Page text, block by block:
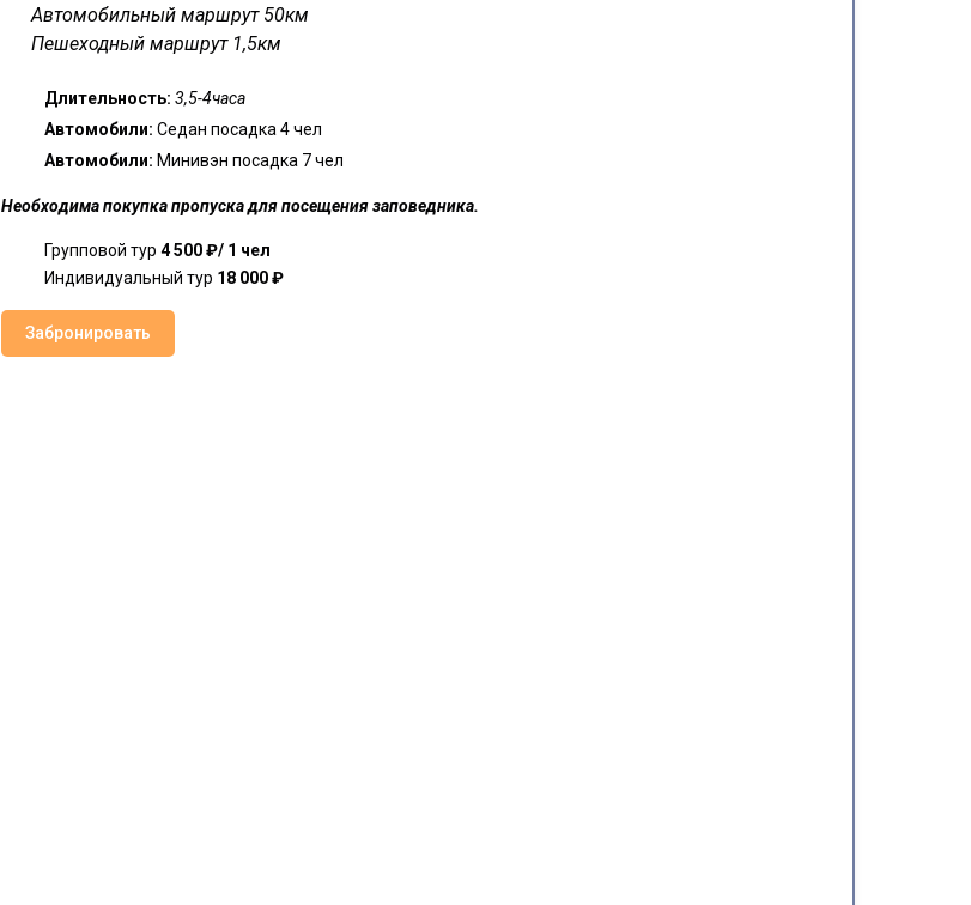
Автомобильный маршрут 50км
Пешеходный маршрут 1,5км
Длительность: 3,5-4часа
Автомобили: Седан посадка 4 чел
Автомобили: Минивэн посадка 7 чел
Необходима покупка пропуска для посещения заповедника.
Групповой тур 4 500₽/ 1 чел
Индивидуальный тур 18 000 ₽
Забронировать